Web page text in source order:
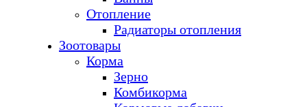
Отопление
Радиаторы отопления
Зоотовары
Корма
Зерно
Комбикорма